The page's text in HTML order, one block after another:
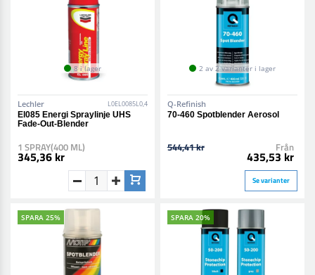
8 i lager
Lechler L0EL0085L0,4
El085 Energi Spraylinje UHS
Fade-Out-Blender
1 SPRAY(400 ML)
345,36 kr
2 av 2 varianter i lager
Q-Refinish
70-460 Spotblender Aerosol
544,41 kr Från
435,53 kr
Se varianter
SPARA 25% SPARA 20%